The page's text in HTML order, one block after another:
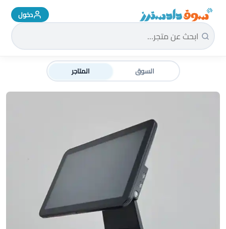
سوق دادسترز الرئيسية دخول
السوق المتاجر